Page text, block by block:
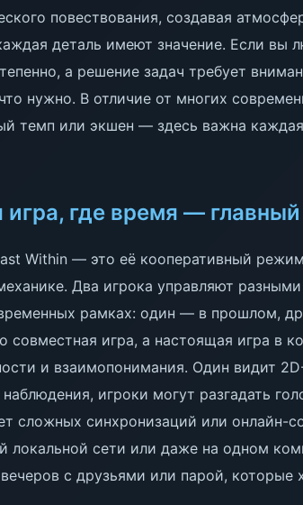
повествования, создавая
деталь имеют значение. Если вы
а решение задач требует
нужно. В отличие от многих
темп или экшен — здесь важна
игра, где время — главный
Within — это её кооперативный
Два игрока управляют
рамках: один — в прошлом,
игра, а настоящая игра в
и взаимопонимания. Один видит
игроки могут разгадать
сложных синхронизаций или онлайн-
локальной сети или даже на одном
с друзьями или парой, которые